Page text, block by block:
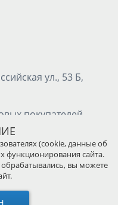
ул., 53 Б,
покупателей
покупателей
д.5, стр. 4, под.3
покупателей
покупателей
(cookie, данные об
функционирования сайта.
вы можете